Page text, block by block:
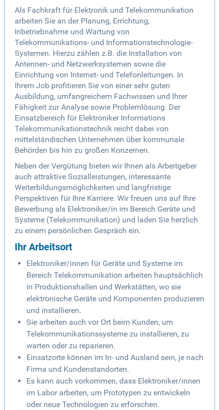
Als Fachkraft für Elektronik und Telekommunikation
arbeiten Sie an der Planung, Errichtung,
Inbetriebnahme und Wartung von
Telekommunikations- und Informationstechnologie-
Systemen. Hierzu zählen z.B. die Installation von
Antennen- und Netzwerksystemen sowie die
Einrichtung von Internet- und Telefonleitungen. In
Ihrem Job profitieren Sie von einer sehr guten
Ausbildung, umfangreichem Fachwissen und Ihrer
Fähigkeit zur Analyse sowie Problemlösung. Der
Einsatzbereich für Elektroniker Informations
Telekommunikationstechnik reicht dabei von
mittelständischen Unternehmen über kommunale
Behörden bis hin zu großen Konzernen.
Neben der Vergütung bieten wir Ihnen als Arbeitgeber
auch attraktive Sozialleistungen, interessante
Weiterbildungsmöglichkeiten und langfristige
Perspektiven für Ihre Karriere. Wir freuen uns auf Ihre
Bewerbung als Elektroniker/in im Bereich Geräte und
Systeme (Telekommunikation) und laden Sie herzlich
zu einem persönlichen Gespräch ein.
Ihr Arbeitsort
Elektroniker/innen für Geräte und Systeme im
Bereich Telekommunikation arbeiten hauptsächlich
in Produktionshallen und Werkstätten, wo sie
elektronische Geräte und Komponenten produzieren
und installieren.
Sie arbeiten auch vor Ort beim Kunden, um
Telekommunikationssysteme zu installieren, zu
warten oder zu reparieren.
Einsatzorte können im In- und Ausland sein, je nach
Firma und Kundenstandorten.
Es kann auch vorkommen, dass Elektroniker/innen
im Labor arbeiten, um Prototypen zu entwickeln
oder neue Technologien zu erforschen.